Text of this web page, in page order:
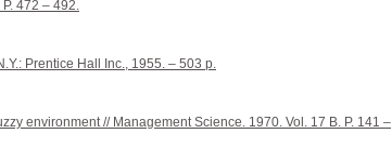
472 – 492.
Prentice Hall Inc., 1955. – 503 p.
environment // Management Science. 1970. Vol. 17 B. P. 141 –